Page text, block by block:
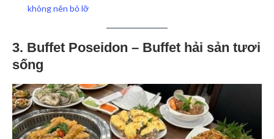
không nên bỏ lỡ
3. Buffet Poseidon – Buffet hải sản tươi
sống